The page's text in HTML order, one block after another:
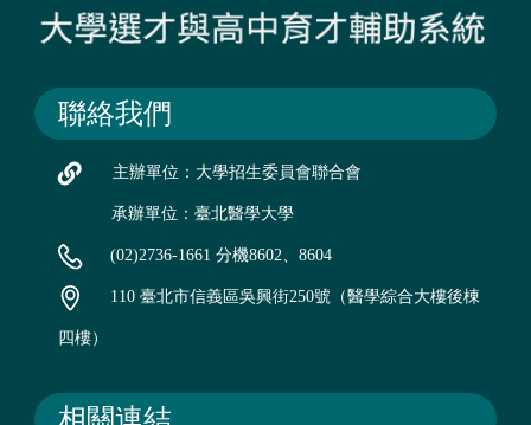
聯絡我們
主辦單位：大學招生委員會聯合會
承辦單位：臺北醫學大學
(02)2736-1661 分機8602、8604
110 臺北市信義區吳興街250號（醫學綜合大樓後棟
四樓）